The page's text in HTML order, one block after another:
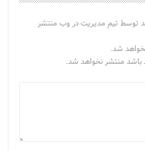
توسط تیم مدیریت در وب منتشر
شد.
باشد منتشر نخواهد شد.